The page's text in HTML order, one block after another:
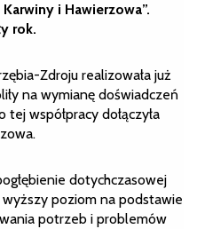
i Hawierzowa”.
rok.
Zdroju realizowała już
na wymianę doświadczeń
współpracy dołączyła
dotychczasowej
poziom na podstawie
potrzeb i problemów